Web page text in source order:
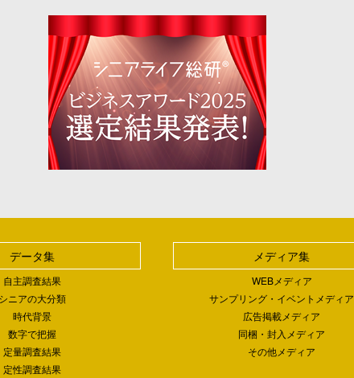
データ集
自主調査結果
シニアの大分類
時代背景
数字で把握
定量調査結果
定性調査結果
メディア集
WEBメディア
サンプリング・イベントメディア
広告掲載メディア
同梱・封入メディア
その他メディア